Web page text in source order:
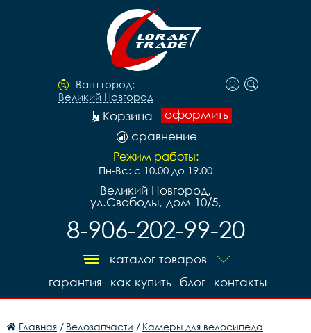
Ваш город:
Великий Новгород
оформить
Корзина
сравнение
Режим работы:
Пн-Вс: с 10.00 до 19.00
Великий Новгород,
ул.Свободы, дом 10/5,
8-906-202-99-20
каталог товаров
контакты
блог
как купить
гарантия
Главная / Велозапчасти / Камеры для велосипеда